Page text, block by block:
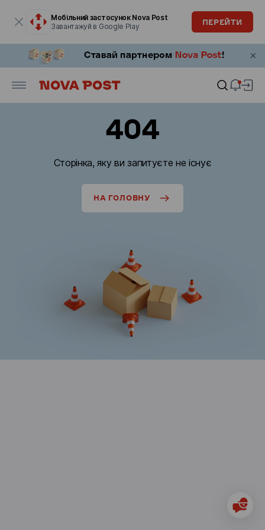
Мобільний застосунок Nova Post
Завантажуй в Google Play
ПЕРЕЙТИ
404
Сторінка, яку ви запитуєте не існує
НА ГОЛОВНУ